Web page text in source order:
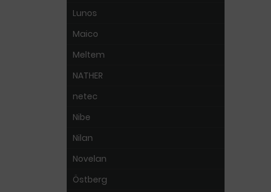
Lunos
Maico
Meltem
NATHER
netec
Nibe
Nilan
Novelan
Östberg